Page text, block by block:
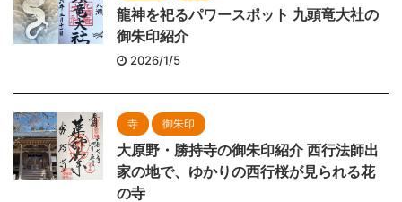
龍神を祀るパワースポット 九頭竜大社の
御朱印紹介
2026/1/5
寺 御朱印
大原野・勝持寺の御朱印紹介 西行法師出
家の地で、ゆかりの西行桜が見られる花
の寺